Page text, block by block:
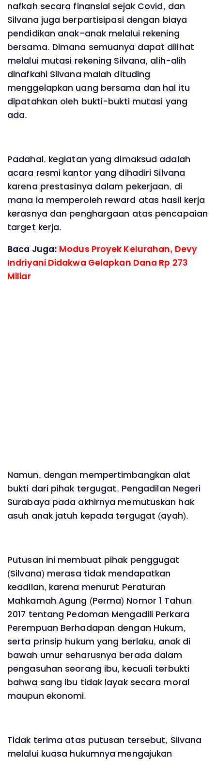
nafkah secara finansial sejak Covid, dan
Silvana juga berpartisipasi dengan biaya
pendidikan anak-anak melalui rekening
bersama. Dimana semuanya dapat dilihat
melalui mutasi rekening Silvana, alih-alih
dinafkahi Silvana malah dituding
menggelapkan uang bersama dan hal itu
dipatahkan oleh bukti-bukti mutasi yang
ada.
Padahal, kegiatan yang dimaksud adalah
acara resmi kantor yang dihadiri Silvana
karena prestasinya dalam pekerjaan, di
mana ia memperoleh reward atas hasil kerja
kerasnya dan penghargaan atas pencapaian
target kerja.
Baca Juga: Modus Proyek Kelurahan, Devy
Indriyani Didakwa Gelapkan Dana Rp 273
Miliar
Namun, dengan mempertimbangkan alat
bukti dari pihak tergugat, Pengadilan Negeri
Surabaya pada akhirnya memutuskan hak
asuh anak jatuh kepada tergugat (ayah).
Putusan ini membuat pihak penggugat
(Silvana) merasa tidak mendapatkan
keadilan, karena menurut Peraturan
Mahkamah Agung (Perma) Nomor 1 Tahun
2017 tentang Pedoman Mengadili Perkara
Perempuan Berhadapan dengan Hukum,
serta prinsip hukum yang berlaku, anak di
bawah umur seharusnya berada dalam
pengasuhan seorang ibu, kecuali terbukti
bahwa sang ibu tidak layak secara moral
maupun ekonomi.
Tidak terima atas putusan tersebut, Silvana
melalui kuasa hukumnya mengajukan